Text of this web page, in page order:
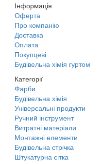
Інформація
Оферта
Про компанію
Доставка
Оплата
Покупцеві
Будівельна хімія гуртом
Категорії
Фарби
Будівельна хімія
Універсальні продукти
Ручний інструмент
Витратні матеріали
Монтажні елементи
Будівельна стрічка
Штукатурна сітка